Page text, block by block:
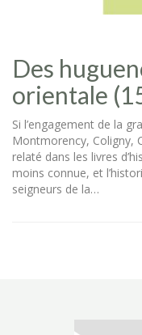
Des
orientale
Si l’engagement de la
Montmorency, Coligny,
relaté dans les livres
moins connue, et
seigneurs de la…